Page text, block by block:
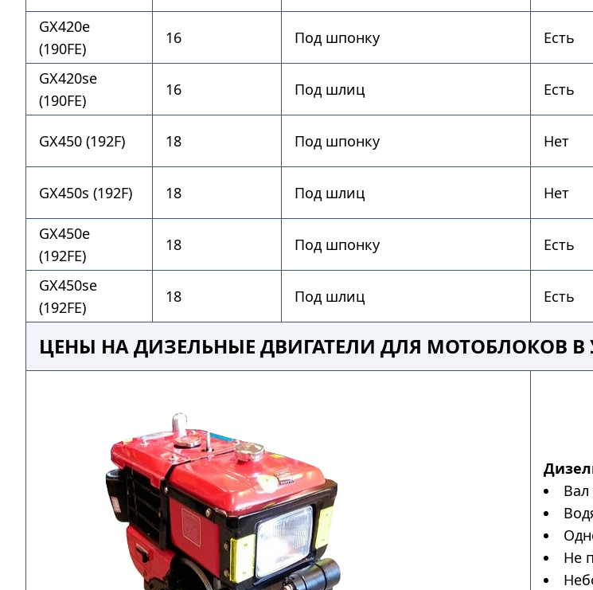
GX420e
(190FE)
16 Под шпонку Есть
GX420se
(190FE)
16 Под шлиц Есть
GX450 (192F) 18 Под шпонку Нет
GX450s (192F) 18 Под шлиц Нет
GX450e
(192FE)
18 Под шпонку Есть
GX450se
(192FE)
18 Под шлиц Есть
ЦЕНЫ НА ДИЗЕЛЬНЫЕ ДВИГАТЕЛИ ДЛЯ МОТОБЛОКОВ В
Не